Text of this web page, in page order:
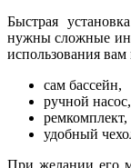
Быстрая
нужны сложные
использования
сам бассейн,
ручной насос,
ремкомплект,
удобный